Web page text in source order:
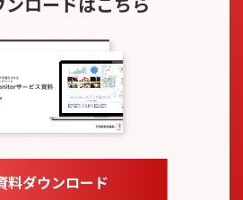
料ダウンロード